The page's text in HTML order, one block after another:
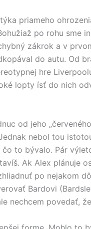
priameho
po rohu sme
zákrok a v
do autu. Od
hre
lopty ísť do nich
od jeho
nebol tou
to bývalo. Pár
Ak Alex plánuje
po nejakom
Bardovi
nechcem povedať,